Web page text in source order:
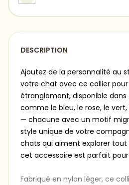
DESCRIPTION
Ajoutez de la personnalité au
votre chat avec ce collier
étranglement, disponible dans
comme le bleu, le rose, le vert,
— chacune avec un motif
style unique de votre
chats qui aiment explorer
cet accessoire est parfait
Fabriqué en nylon léger, ce